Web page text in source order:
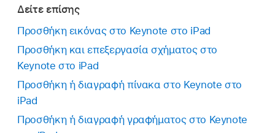
Δείτε επίσης
Προσθήκη εικόνας στο Keynote στο iPad
Προσθήκη και επεξεργασία σχήματος στο
Keynote στο iPad
Προσθήκη ή διαγραφή πίνακα στο Keynote στο
iPad
Προσθήκη ή διαγραφή γραφήματος στο Keynote